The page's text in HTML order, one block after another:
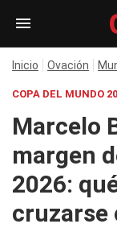
Inicio Ovación
COPA DEL MUNDO
Marcelo
margen
2026:
cruzarse